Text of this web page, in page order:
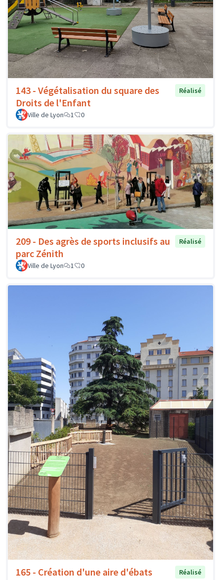
143 - Végétalisation du square des
Droits de l'Enfant
Réalisé
Ville de Lyon 1 0
209 - Des agrès de sports inclusifs au
parc Zénith
Réalisé
Ville de Lyon 1 0
165 - Création d'une aire d'ébats
Réalisé